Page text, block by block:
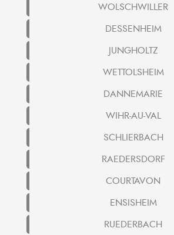
WOLSCHWILLER
DESSENHEIM
JUNGHOLTZ
WETTOLSHEIM
DANNEMARIE
WIHR-AU-VAL
SCHLIERBACH
RAEDERSDORF
COURTAVON
ENSISHEIM
RUEDERBACH